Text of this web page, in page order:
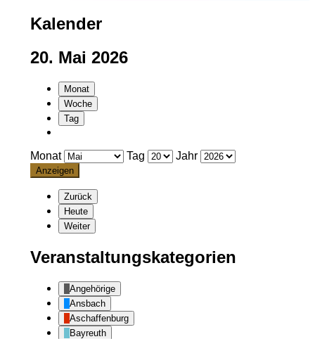
Kalender
20. Mai 2026
Monat
Woche
Tag
Monat Tag Jahr
Zurück
Heute
Weiter
Veranstaltungskategorien
Angehörige
Ansbach
Aschaffenburg
Bayreuth